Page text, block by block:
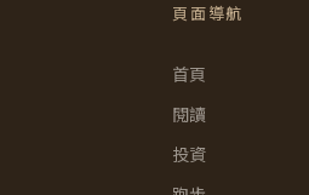
頁面導航
首頁
閱讀
投資